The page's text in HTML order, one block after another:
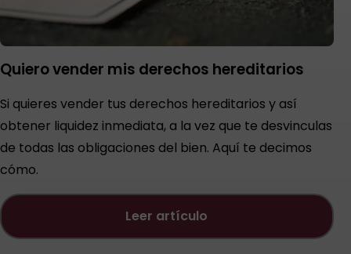
Quiero vender mis derechos hereditarios
Si quieres vender tus derechos hereditarios y así
obtener liquidez inmediata, a la vez que te desvinculas
de todas las obligaciones del bien. Aquí te decimos
cómo.
leer artículo